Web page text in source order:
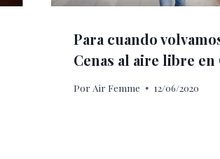
Para cuando
Cenas al aire libre en
Por Air Femme 12/06/2020